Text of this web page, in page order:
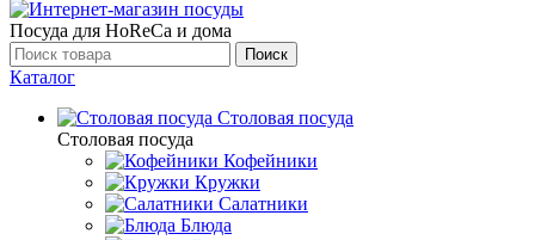
Посуда для HoReCa и дома
Поиск
Каталог
Столовая посуда
Столовая посуда
Кофейники
Кружки
Салатники
Блюда